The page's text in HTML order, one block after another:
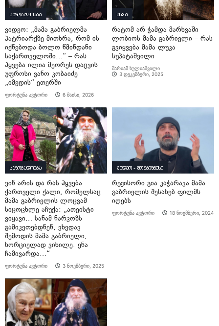
საზოგადოება
ვიდეო: „მამა გაბრიელმა
პატრიარქზე მითხრა, რომ ის
იქნებოდა ბოლო წმინდანი
საქართველოში…“ – რას
ჰყვება ილია მეორეს დაცვის
უფროსი ვანო კობაიძე
„იმედის“ ეთერში
ფორტუნა ავტორი 6 მაისი, 2026
სხვა
რატომ არ ჭამდა მარხვაში
ლობიოს მამა გაბრიელი – რას
გვიყვება მამა ლუკა
სუპატაშვილი
მარიამ ხულიაშვილი
3 დეკემბერი, 2025
საზოგადოება
ვინ არის და რას ჰყვება
ქართველი ქალი, რომელსაც
მამა გაბრიელის ლოცვამ
სიცოცხლე აჩუქა: „ათეისტი
ვიყავი… სანამ ნარკოზს
გამიკეთებდნენ, ვხედავ
შემოდის მამა გაბრიელი,
ხორციელად ვიხილე. ენა
ჩამივარდა…“
ფორტუნა ავტორი 3 ნოემბერი, 2025
ვიდეო - შოუბიზნესი
რეჟისორი გია კაჭარავა მამა
გაბრიელის შესახებ ფილმს
იღებს
ფორტუნა ავტორი 18 ნოემბერი, 2024